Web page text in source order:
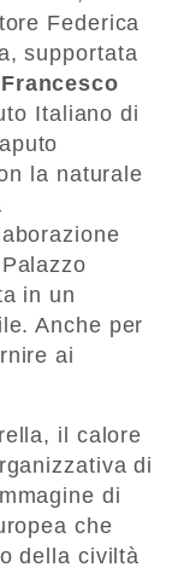
Federica
supportata
Francesco
Italiano di
la naturale
in un
Anche per
ai
il calore
di
di
che
della civiltà